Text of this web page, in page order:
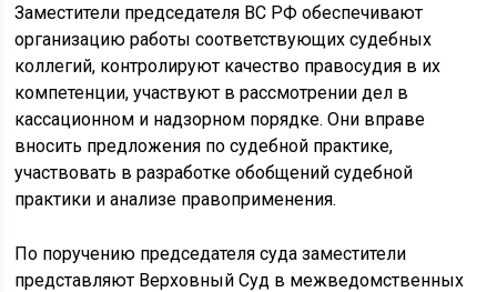
Заместители председателя ВС РФ обеспечивают
организацию работы соответствующих судебных
коллегий, контролируют качество правосудия в их
компетенции, участвуют в рассмотрении дел в
кассационном и надзорном порядке. Они вправе
вносить предложения по судебной практике,
участвовать в разработке обобщений судебной
практики и анализе правоприменения.
По поручению председателя суда заместители
представляют Верховный Суд в межведомственных